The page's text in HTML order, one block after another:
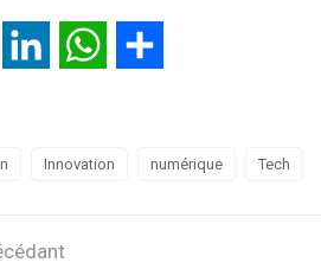
Twitter LinkedIn WhatsApp
Innovation numérique Tech